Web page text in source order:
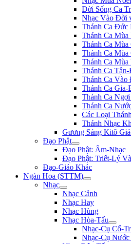
Đời Sống Ca
Nhạc Vào Đời
Thánh Ca Đức
Thánh Ca Mùa
Thánh Ca Mùa
Thánh Ca Mùa
Thánh Ca Mùa
Thánh Ca Tận-
Thánh Ca Vào
Thánh Ca Gia-
Thánh Ca
Thánh Ca
Các Loại
Thánh Nhạc
Gương Sáng Kitô
Đạo Phật
Đạo Phật: Âm-Nhạc
Đạo Phật: Triết-Lý
Đạo-Giáo Khác
Ngàn Hoa (STTM)
Nhạc
Nhạc Cảnh
Nhạc Hay
Nhạc Hùng
Nhạc Hòa-Tấu
Nhạc-Cụ Cổ-
Nhạc-Cụ